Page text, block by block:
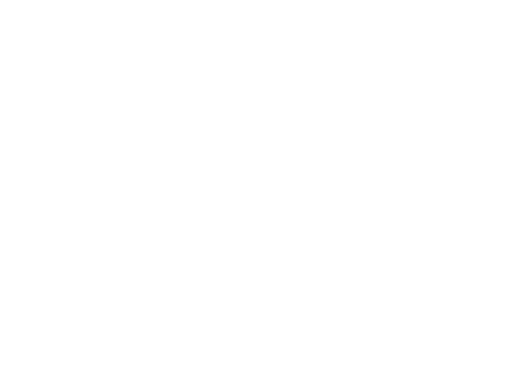
por ninguna, hasta ahora. Cuando vio la